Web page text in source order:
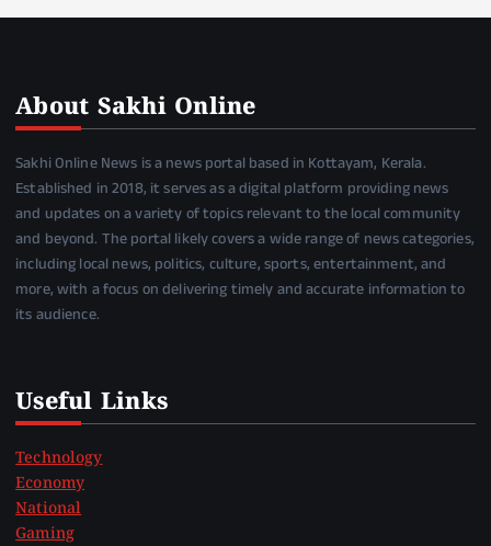
About Sakhi Online
Sakhi Online News is a news portal based in Kottayam, Kerala.
Established in 2018, it serves as a digital platform providing news
and updates on a variety of topics relevant to the local community
and beyond. The portal likely covers a wide range of news categories,
including local news, politics, culture, sports, entertainment, and
more, with a focus on delivering timely and accurate information to
its audience.
Useful Links
Technology
Economy
National
Gaming